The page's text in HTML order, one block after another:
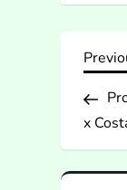
N
a
v
x